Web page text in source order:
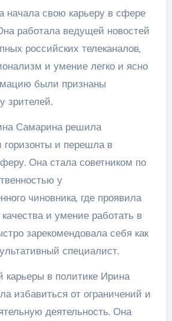
начала свою карьеру в сфере
работала ведущей новостей
российских телеканалов,
и умение легко и ясно
были признаны
зрителей.
Самарина решила
горизонты и перешла в
Она стала советником по
у
чиновника, где проявила
и умение работать в
зарекомендовала себя как
специалист.
карьеры в политике Ирина
избавиться от ограничений и
деятельность. Она